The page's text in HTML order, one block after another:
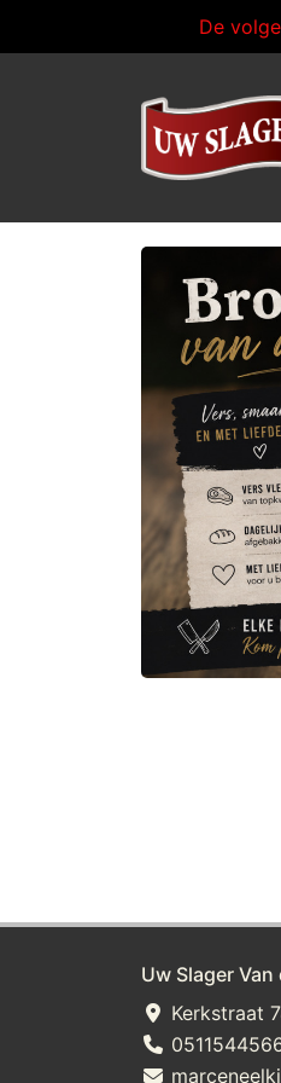
De
Uw Slager Van
Kerkstraat